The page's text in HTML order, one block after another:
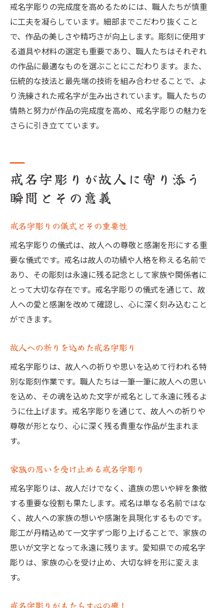
戒名字彫りの完成度を高めるためには、職人たちが慎重
に工夫を凝らしています。細部までこだわり抜くこと
で、作品の美しさや精巧さが向上します。彫刻に使用す
る道具や材料の選定も重要であり、職人たちはそれぞれ
の作品に最適なものを選ぶことにこだわります。また、
伝統的な技法と最先端の技術を組み合わせることで、よ
り洗練された戒名字が生み出されています。職人たちの
情熱と努力が作品の完成度を高め、戒名字彫りの魅力を
さらに引き立てています。
戒名字彫りが故人に寄り添う
瞬間とその意義
戒名字彫りの儀式とその重要性
戒名字彫りの儀式は、故人への尊敬と感謝を形にする重
要な儀式です。戒名は故人の功績や人格を称える名前で
あり、その彫刻は永遠に残る記念として家族や関係者に
とって大切な存在です。戒名字彫りの儀式を通じて、故
人への愛と感謝を改めて確認し、心に深く刻み込むこと
ができます。
故人への祈りを込めた戒名字彫り
戒名字彫りは、故人への祈りや思いを込めて行われる特
別な彫刻作業です。職人たちは一筆一筆に故人への思い
を込め、その魂を込めた文字が戒名として永遠に残るよ
うに仕上げます。戒名字彫りを通じて、故人への祈りや
尊敬が形となり、心に深く残る貴重な作品が生まれま
す。
家族の思いを受け止める戒名字彫り
戒名字彫りは、故人だけでなく、遺族の思いや絆を象徴
する重要な役割も果たします。戒名は単なる名前ではな
く、故人への家族の想いや感謝を具現化するものです。
彫工が丹精込めて一文字ずつ彫り上げることで、家族の
思いが文字となって永遠に残ります。愛知県での戒名字
彫りは、家族の心を受け止め、大切な絆を形に変えま
す。
戒名字彫りがもたらす心の癒し